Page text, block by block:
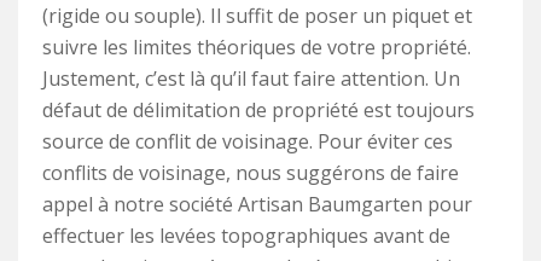
(rigide ou souple). Il suffit de poser un piquet et
suivre les limites théoriques de votre propriété.
Justement, c’est là qu’il faut faire attention. Un
défaut de délimitation de propriété est toujours
source de conflit de voisinage. Pour éviter ces
conflits de voisinage, nous suggérons de faire
appel à notre société Artisan Baumgarten pour
effectuer les levées topographiques avant de